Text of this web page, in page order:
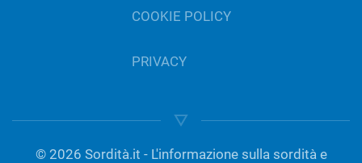
COOKIE POLICY
PRIVACY
© 2026 Sordità.it - L'informazione sulla sordità e